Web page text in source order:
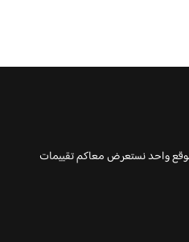
واحد نستعرض معاكم تقييمات